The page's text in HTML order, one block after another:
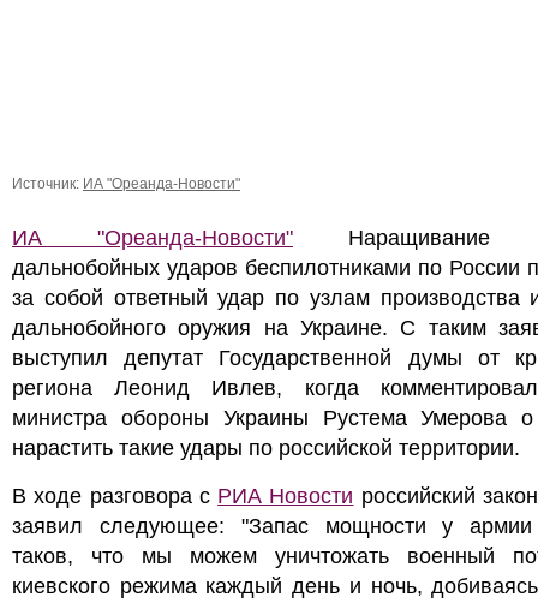
Источник: ИА "Ореанда-Новости"
ИА "Ореанда-Новости" Наращивание
дальнобойных ударов беспилотниками по России
за собой ответный удар по узлам производства
дальнобойного оружия на Украине. С таким
выступил депутат Государственной думы от
региона Леонид Ивлев, когда
министра обороны Украины Рустема Умерова
нарастить такие удары по российской территории.
В ходе разговора с РИА Новости российский
заявил следующее: "Запас мощности у армии
таков, что мы можем уничтожать военный
киевского режима каждый день и ночь,